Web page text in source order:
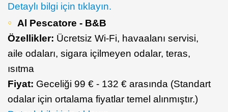
Detaylı bilgi için tıklayın.
Al Pescatore - B&B
Özellikler: Ücretsiz Wi-Fi, havaalanı servisi,
aile odaları, sigara içilmeyen odalar, teras,
ısıtma
Fiyat: Geceliği 99 € - 132 € arasında (Standart
odalar için ortalama fiyatlar temel alınmıştır.)